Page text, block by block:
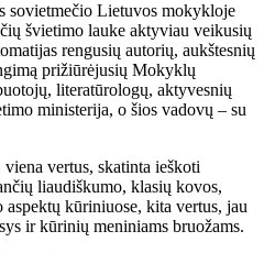
sovietmečio Lietuvos mokykloje
švietimo lauke aktyviau veikusių
rengusių autorių, aukštesnių
prižiūrėjusių Mokyklų
literatūrologų, aktyvesnių
ministerija, o šios vadovų – su
vertus, skatinta ieškoti
liaudiškumo, klasių kovos,
kūriniuose, kita vertus, jau
ir kūrinių meniniams bruožams.